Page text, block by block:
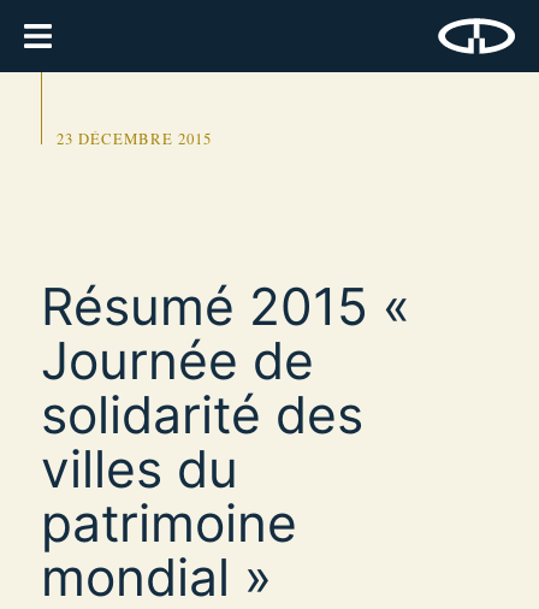
23 DÉCEMBRE 2015
Résumé 2015 «
Journée de
solidarité des
villes du
patrimoine
mondial »